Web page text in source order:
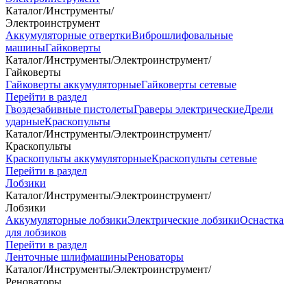
Каталог/Инструменты/
Электроинструмент
Аккумуляторные отверткиВиброшлифовальные
машиныГайковерты
Каталог/Инструменты/Электроинструмент/
Гайковерты
Гайковерты аккумуляторныеГайковерты сетевые
Перейти в раздел
Гвоздезабивные пистолетыГраверы электрическиеДрели
ударныеКраскопульты
Каталог/Инструменты/Электроинструмент/
Краскопульты
Краскопульты аккумуляторныеКраскопульты сетевые
Перейти в раздел
Лобзики
Каталог/Инструменты/Электроинструмент/
Лобзики
Аккумуляторные лобзикиЭлектрические лобзикиОснастка
для лобзиков
Перейти в раздел
Ленточные шлифмашиныРеноваторы
Каталог/Инструменты/Электроинструмент/
Реноваторы